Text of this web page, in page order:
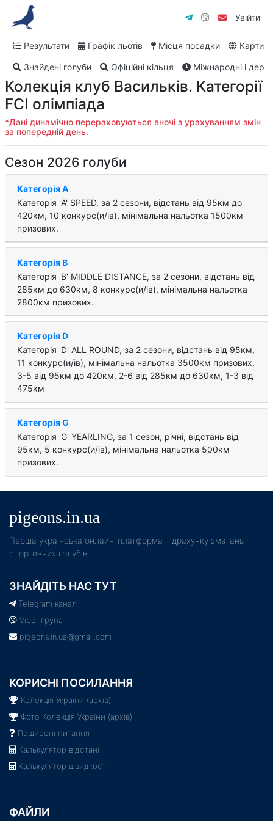
Увійти
Результати Графік льотів Місця посадки Карти
Знайдені голуби Офіційні кільця Міжнародні і
Колекція клуб Васильків. Категорії
FCI олімпіада
*Дані динамічно перераховуються вночі з урахуванням змін
за попередній день.
Сезон 2026 голуби
Категорія A
Категорія 'A' SPEED, за 2 cезони, відстань від 95км до
420км, 10 конкурс(и/ів), мінімальна нальотка 1500км
призових.
Категорія B
Категорія 'B' MIDDLE DISTANCE, за 2 cезони, відстань від
285км до 630км, 8 конкурс(и/ів), мінімальна нальотка
2800км призових.
Категорія D
Категорія 'D' ALL ROUND, за 2 cезони, відстань від 95км,
11 конкурс(и/ів), мінімальна нальотка 3500км призових.
3-5 від 95км до 420км, 2-6 від 285км до 630км, 1-3 від
475км
Категорія G
Категорія 'G' YEARLING, за 1 cезон, річні, відстань від
95км, 5 конкурс(и/ів), мінімальна нальотка 500км
призових.
pigeons.in.ua
Пeрша українська онлайн-платформа підрахунку змагань
спортивних голубів
ЗНАЙДІТЬ НАС ТУТ
Telegram канал
Viber група
pigeons.in.ua@gmail.com
КОРИСНІ ПОСИЛАННЯ
Колекція України (архів)
Фото Колекція України (архів)
Поширені питання
Калькулятор відстані
Калькулятор швидкості
ФАЙЛИ